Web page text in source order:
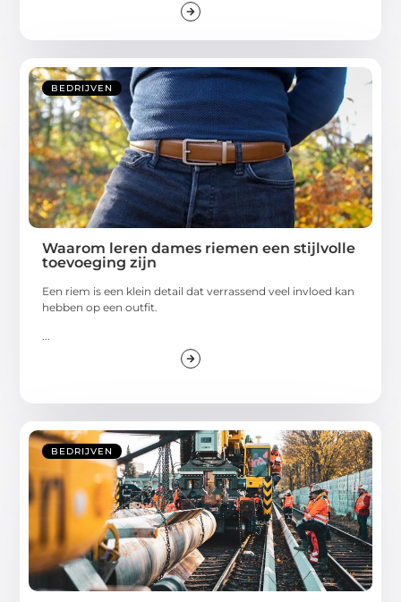
BEDRIJVEN
Waarom leren dames riemen een stijlvolle
toevoeging zijn
Een riem is een klein detail dat verrassend veel invloed kan
hebben op een outfit.
...
BEDRIJVEN